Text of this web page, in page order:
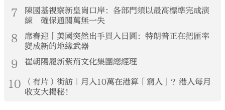
7
陳國基視察新皇崗口岸：各部門須以最高標準完成演
練 確保通關萬無一失
8
席春迎丨美國突然出手買入日圓：特朗普正在把匯率
變成新的地緣武器
9 崔朝陽履新紫荊文化集團總經理
10
（有片）街訪｜月入10萬在港算「窮人」？港人每月
收支大揭秘！